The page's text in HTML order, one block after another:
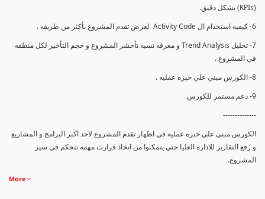
(KPIs) بشكل دقيق.
6- كيفيه استخدام ال Activity Code لعرض تقدم المشروع بأكثر من طريقه .
7- تحليل Trend Analysis و معرفه نسبه تأخشر المشروع و حجم التأخير لكل منطقه
في المشروع .
8- الكورس مبني علي خبره عمليه .
9- دعم مستمر للكورس.
--------------
الكورس مبني علي خبره عمليه في اظهار تقدم المشروع لاحد اكبر البرامج و المشاريع
و رفع التقارير للاداره العليا حتي يتمكنوا من اتخاذ قرارت مهمه تتحكم في سير
المشروع.
More